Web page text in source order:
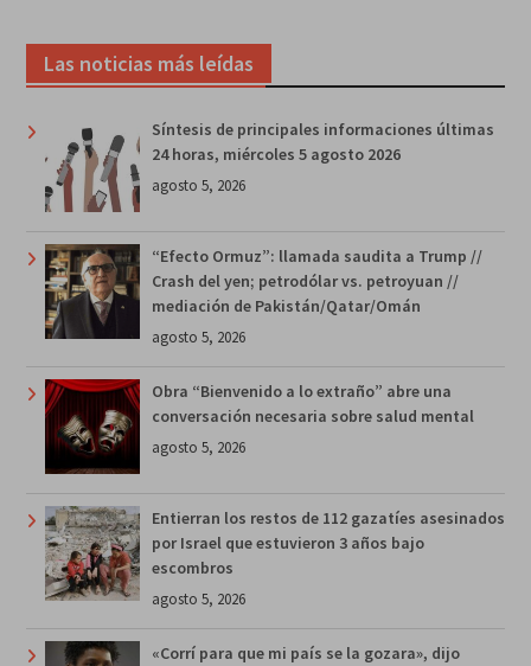
Las noticias más leídas
Síntesis de principales informaciones últimas
24 horas, miércoles 5 agosto 2026
agosto 5, 2026
“Efecto Ormuz”: llamada saudita a Trump //
Crash del yen; petrodólar vs. petroyuan //
mediación de Pakistán/Qatar/Omán
agosto 5, 2026
Obra “Bienvenido a lo extraño” abre una
conversación necesaria sobre salud mental
agosto 5, 2026
Entierran los restos de 112 gazatíes asesinados
por Israel que estuvieron 3 años bajo
escombros
agosto 5, 2026
«Corrí para que mi país se la gozara», dijo